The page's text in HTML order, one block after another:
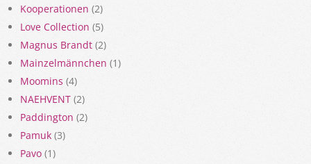
Kooperationen (2)
Love Collection (5)
Magnus Brandt (2)
Mainzelmännchen (1)
Moomins (4)
NAEHVENT (2)
Paddington (2)
Pamuk (3)
Pavo (1)